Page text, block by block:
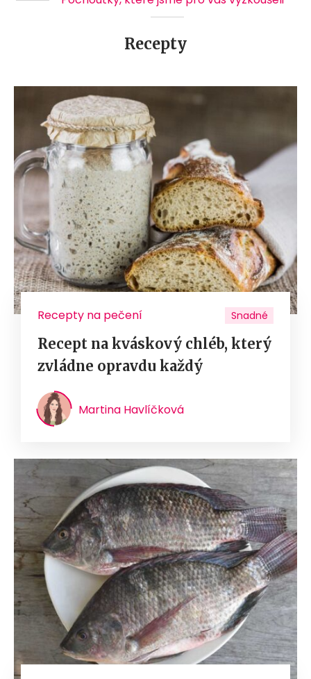
Recepty
Recepty na pečení Snadné
Recept na kváskový chléb, který
zvládne opravdu každý
Martina Havlíčková